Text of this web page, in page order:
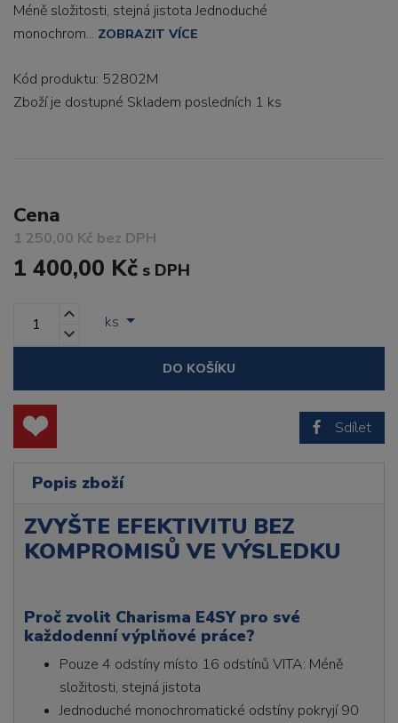
Méně složitosti, stejná jistota Jednoduché
monochrom... ZOBRAZIT VÍCE
Kód produktu: 52802M
Zboží je dostupné Skladem posledních 1 ks
Cena
1 250,00 Kč bez DPH
1 400,00 Kč s DPH
ks
DO KOŠÍKU
Sdílet
Popis zboží
ZVYŠTE EFEKTIVITU BEZ
KOMPROMISŮ VE VÝSLEDKU
Proč zvolit Charisma E4SY pro své
každodenní výplňové práce?
Pouze 4 odstíny místo 16 odstínů VITA: Méně
složitosti, stejná jistota
Jednoduché monochromatické odstíny pokryjí 90